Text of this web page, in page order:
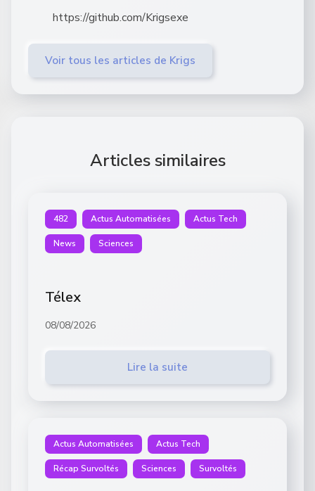
https://github.com/Krigsexe
Voir tous les articles de Krigs
Articles similaires
482 Actus Automatisées Actus Tech
News Sciences
Télex
08/08/2026
Lire la suite
Actus Automatisées Actus Tech
Récap Survoltés Sciences Survoltés